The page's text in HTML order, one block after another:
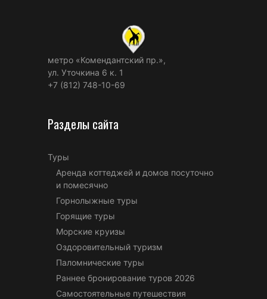
метро «Комендантский пр.»,
ул. Уточкина 6 к. 1
+7 (812) 748-10-69
Разделы сайта
Туры
Аренда коттеджей и домов посуточно
и помесячно
Горнолыжные туры
Горящие туры
Морские круизы
Оздоровительный туризм
Паломнические туры
Раннее бронирование туров 2026
Самостоятельные путешествия